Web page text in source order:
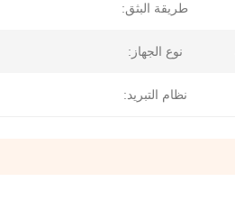
طريقة البثق:
نوع الجهاز:
نظام التبريد: